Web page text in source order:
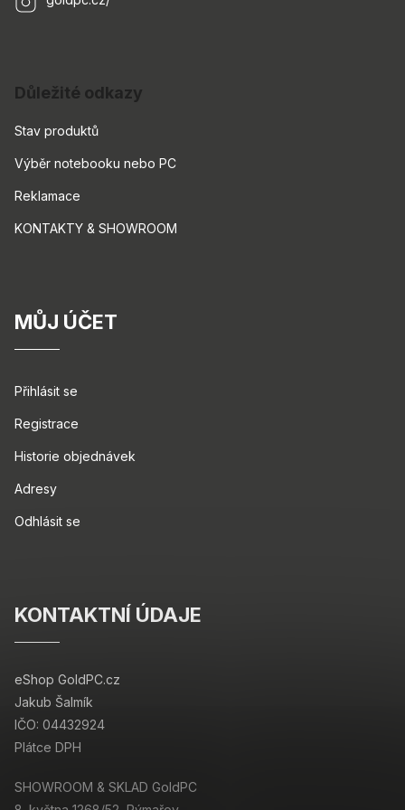
Důležité odkazy
Stav produktů
Výběr notebooku nebo PC
Reklamace
KONTAKTY & SHOWROOM
MŮJ ÚČET
Přihlásit se
Registrace
Historie objednávek
Adresy
Odhlásit se
KONTAKTNÍ ÚDAJE
eShop GoldPC.cz
Jakub Šalmík
IČO: 04432924
Plátce DPH
SHOWROOM & SKLAD GoldPC